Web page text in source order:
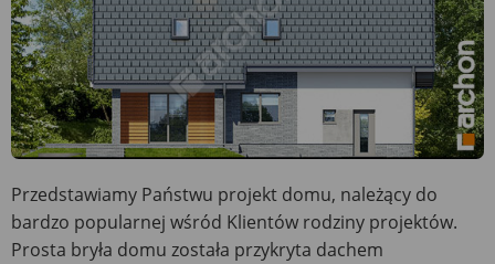
Przedstawiamy Państwu projekt domu, należący do
bardzo popularnej wśród Klientów rodziny projektów.
Prosta bryła domu została przykryta dachem